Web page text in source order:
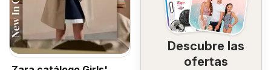
Descubre las
ofertas